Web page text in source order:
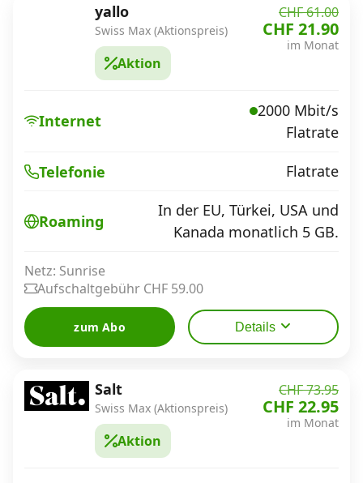
yallo
Swiss Max (Aktionspreis)
Aktion
CHF 61.00
CHF 21.90
im Monat
Internet
2000 Mbit/s
Flatrate
Telefonie Flatrate
Roaming
In der EU, Türkei, USA und
Kanada monatlich 5 GB.
Netz: Sunrise
Aufschaltgebühr CHF 59.00
zum Abo Details
Salt
Swiss Max (Aktionspreis)
Aktion
CHF 73.95
CHF 22.95
im Monat